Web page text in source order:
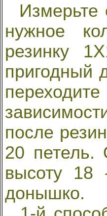
Измерьте
нужное
резинку
пригодный
после
20 петель.
высоту 18
донышко.